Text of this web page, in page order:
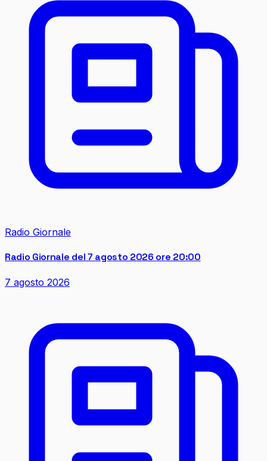
Radio Giornale
Radio Giornale del 7 agosto 2026 ore 20:00
7 agosto 2026